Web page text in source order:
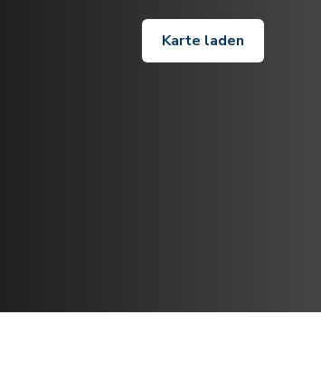
Karte laden